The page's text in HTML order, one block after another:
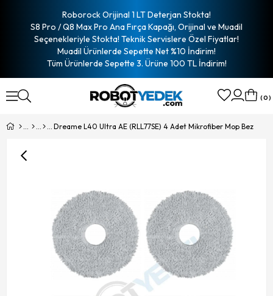
Roborock Orijinal 1 LT Deterjan Stokta!
S8 Pro / Q8 Max Pro Ana Fırça Kapağı, Orijinal ve Muadil
Seçenekleriyle Stokta! Teknik Servislere Özel Fiyatlar!
Muadil Ürünlerde Sepette Net %10 İndirim!
Tüm Ürünlerde Sepette 3. Ürüne 100 TL İndirim!
0
Dreame L40 Ultra AE (RLL77SE) 4 Adet Mikrofiber Mop Bez